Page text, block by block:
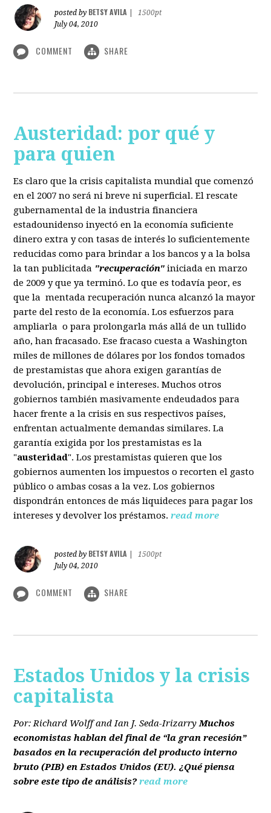
posted by BETSY AVILA
1500pt
July 04, 2010
COMMENT SHARE
Austeridad: por qué y
para quien
Es claro que la crisis capitalista mundial que comenzó
en el 2007 no será ni breve ni superficial. El rescate
gubernamental de la industria financiera
estadounidenso inyectó en la economía suficiente
dinero extra y con tasas de interés lo suficientemente
reducidas como para brindar a los bancos y a la bolsa
la tan publicitada "recuperación" iniciada en marzo
de 2009 y que ya terminó. Lo que es todavía peor, es
que la mentada recuperación nunca alcanzó la mayor
parte del resto de la economía. Los esfuerzos para
ampliarla o para prolongarla más allá de un tullido
año, han fracasado. Ese fracaso cuesta a Washington
miles de millones de dólares por los fondos tomados
de prestamistas que ahora exigen garantías de
devolución, principal e intereses. Muchos otros
gobiernos también masivamente endeudados para
hacer frente a la crisis en sus respectivos países,
enfrentan actualmente demandas similares. La
garantía exigida por los prestamistas es la
"austeridad". Los prestamistas quieren que los
gobiernos aumenten los impuestos o recorten el gasto
público o ambas cosas a la vez. Los gobiernos
dispondrán entonces de más liquideces para pagar los
intereses y devolver los préstamos. read more
posted by BETSY AVILA
1500pt
July 04, 2010
COMMENT SHARE
Estados Unidos y la crisis
capitalista
Por: Richard Wolff and Ian J. Seda-Irizarry Muchos
economistas hablan del final de “la gran recesión”
basados en la recuperación del producto interno
bruto(PIB)en Estados Unidos(EU). ¿Qué piensa
sobre este tipo de análisis? read more